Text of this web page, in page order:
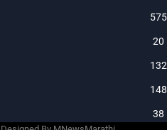
575
20
132
38